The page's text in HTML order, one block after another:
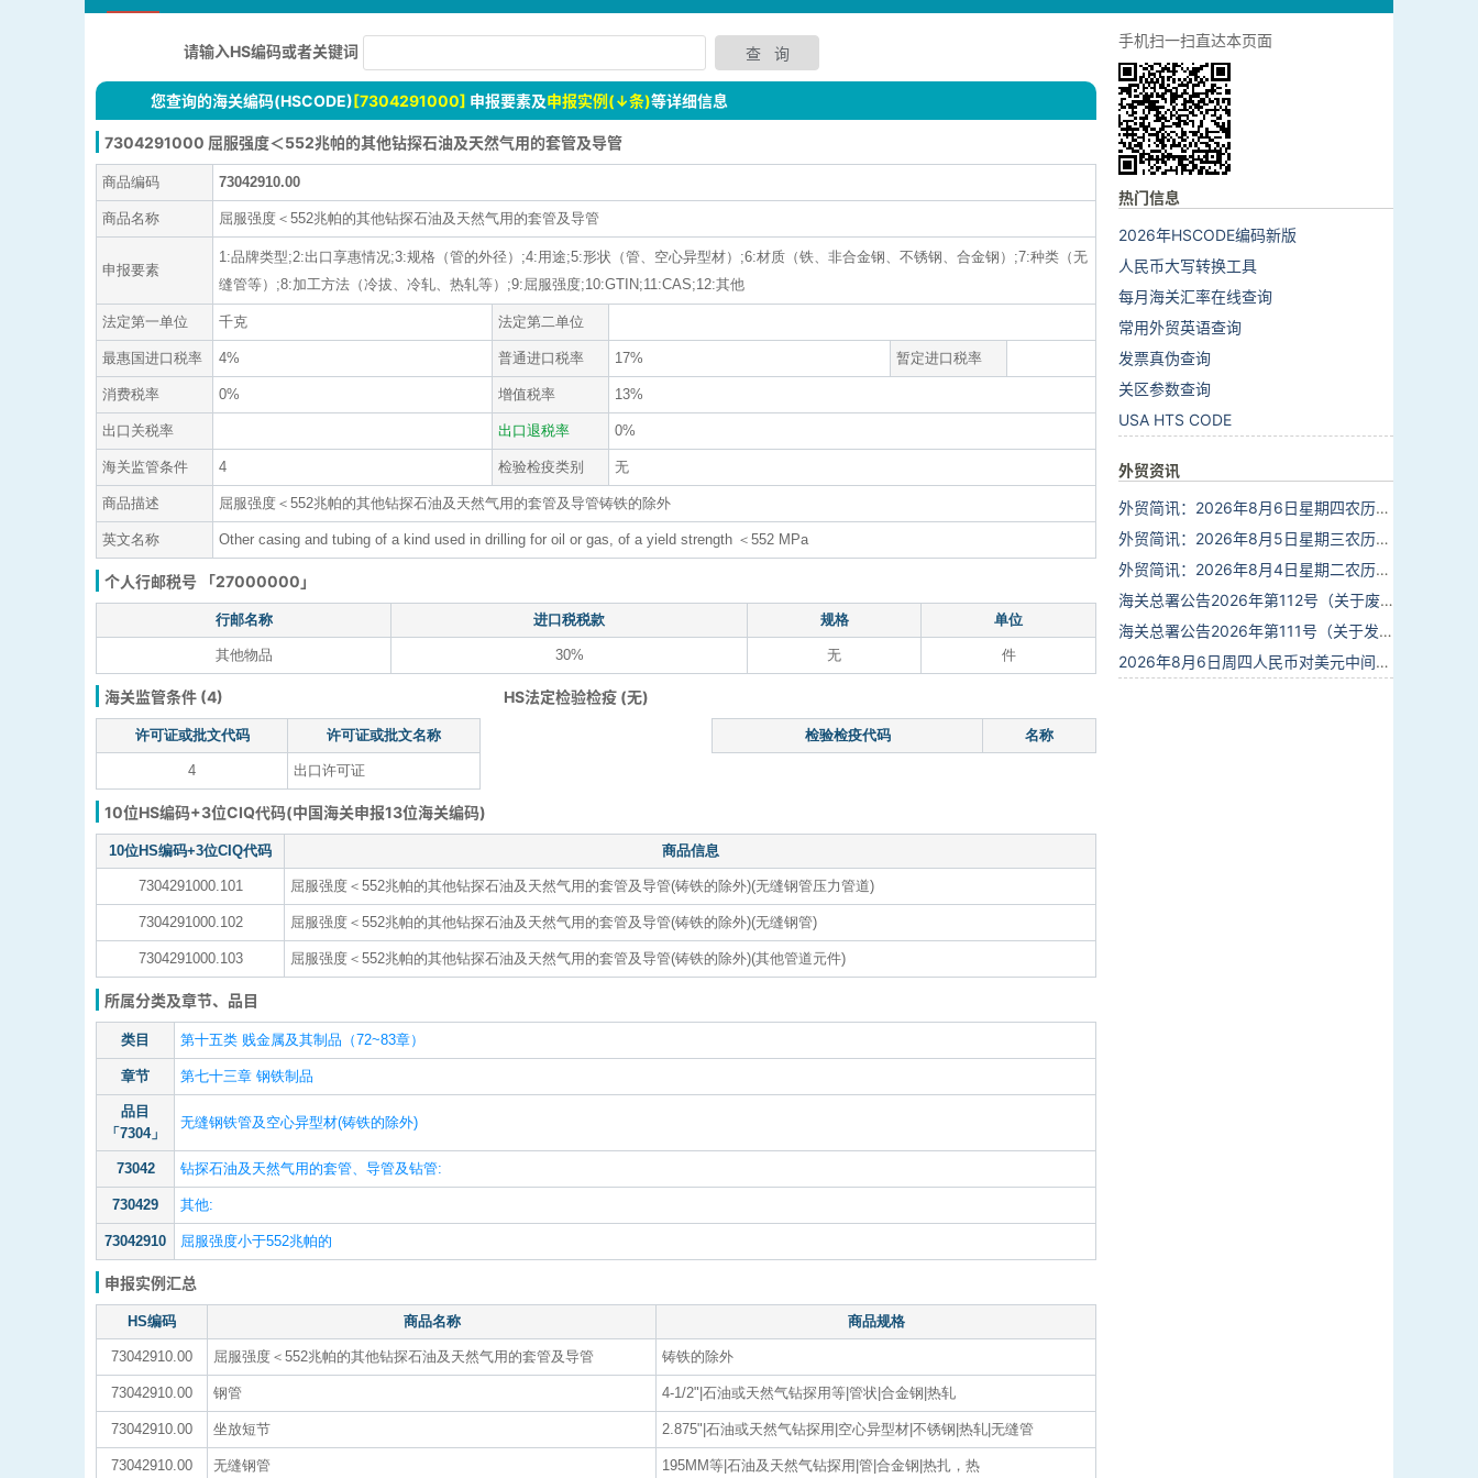
请输入HS编码或者关键词
您查询的海关编码(HSCODE)[7304291000] 申报要素及申报实例(↓条)等详细信息
7304291000 屈服强度＜552兆帕的其他钻探石油及天然气用的套管及导管
商品编码 73042910.00
商品名称 屈服强度＜552兆帕的其他钻探石油及天然气用的套管及导管
申报要素
1:品牌类型;2:出口享惠情况;3:规格（管的外径）;4:用途;5:形状（管、空心异型材）;6:材质（铁、非合金钢、不锈钢、合金钢）;7:种类（无
缝管等）;8:加工方法（冷拔、冷轧、热轧等）;9:屈服强度;10:GTIN;11:CAS;12:其他
法定第一单位 千克 法定第二单位
最惠国进口税率 4% 普通进口税率 17% 暂定进口税率
消费税率 0% 增值税率 13%
出口关税率 出口退税率 0%
海关监管条件 4 检验检疫类别 无
商品描述 屈服强度＜552兆帕的其他钻探石油及天然气用的套管及导管铸铁的除外
英文名称 Other casing and tubing of a kind used in drilling for oil or gas, of a yield strength ＜552 MPa
个人行邮税号 「27000000」
行邮名称 进口税税款 规格 单位
其他物品 30% 无 件
海关监管条件 (4) HS法定检验检疫 (无)
许可证或批文代码 许可证或批文名称
4 出口许可证
检验检疫代码 名称
10位HS编码+3位CIQ代码(中国海关申报13位海关编码)
10位HS编码+3位CIQ代码 商品信息
7304291000.101 屈服强度＜552兆帕的其他钻探石油及天然气用的套管及导管(铸铁的除外)(无缝钢管压力管道)
7304291000.102 屈服强度＜552兆帕的其他钻探石油及天然气用的套管及导管(铸铁的除外)(无缝钢管)
7304291000.103 屈服强度＜552兆帕的其他钻探石油及天然气用的套管及导管(铸铁的除外)(其他管道元件)
所属分类及章节、品目
类目 第十五类 贱金属及其制品（72~83章）
章节 第七十三章 钢铁制品
品目
「7304」
无缝钢铁管及空心异型材(铸铁的除外)
73042 钻探石油及天然气用的套管、导管及钻管:
730429 其他:
73042910 屈服强度小于552兆帕的
申报实例汇总
HS编码 商品名称 商品规格
73042910.00 屈服强度＜552兆帕的其他钻探石油及天然气用的套管及导管 铸铁的除外
73042910.00 钢管 4-1/2"|石油或天然气钻探用等|管状|合金钢|热轧
73042910.00 坐放短节 2.875"|石油或天然气钻探用|空心异型材|不锈钢|热轧|无缝管
73042910.00 无缝钢管 195MM等|石油及天然气钻探用|管|合金钢|热扎，热
手机扫一扫直达本页面
热门信息
2026年HSCODE编码新版
人民币大写转换工具
每月海关汇率在线查询
常用外贸英语查询
发票真伪查询
关区参数查询
USA HTS CODE
外贸资讯
外贸简讯：2026年8月6日星期四农历六月廿四
外贸简讯：2026年8月5日星期三农历六月廿三
外贸简讯：2026年8月4日星期二农历六月廿二
海关总署公告2026年第112号（关于废止部分卫生检疫类规范性文件的公告）
海关总署公告2026年第111号（关于发布《进出境动植物检疫处理监督管理工作规定》《进出境卫生处理监督管理工作规定》的公告）
2026年8月6日周四人民币对美元中间价报6.7895调贬6个基点